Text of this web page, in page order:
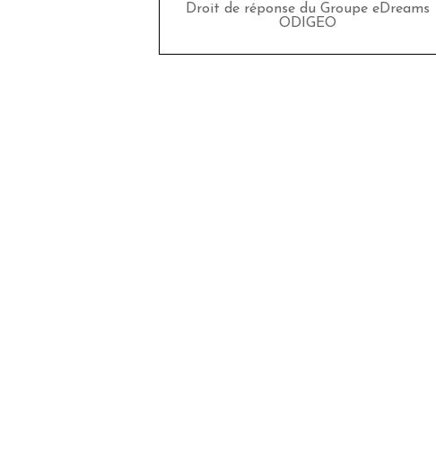
Droit de réponse du Groupe eDreams
ODIGEO